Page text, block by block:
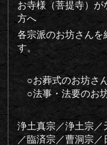
お寺様（菩提寺）が
方へ
各宗派のお坊さんを
す。
○お葬式のお坊さ
○法事・法要のお
浄土真宗／浄土宗／
／臨済宗／曹洞宗／